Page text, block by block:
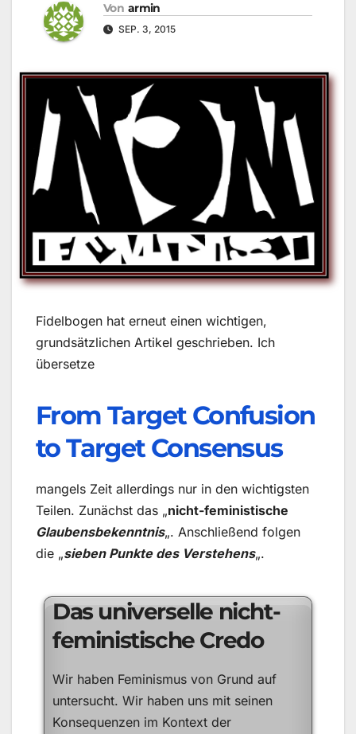
Von armin
SEP. 3, 2015
Fidelbogen hat erneut einen wichtigen,
grundsätzlichen Artikel geschrieben. Ich
übersetze
From Target Confusion
to Target Consensus
mangels Zeit allerdings nur in den wichtigsten
Teilen. Zunächst das „nicht-feministische
Glaubensbekenntnis„. Anschließend folgen
die „sieben Punkte des Verstehens„.
Das universelle nicht-
feministische Credo
Wir haben Feminismus von Grund auf
untersucht. Wir haben uns mit seinen
Konsequenzen im Kontext der